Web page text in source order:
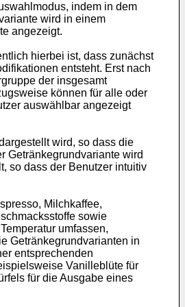
indem in dem
wird in einem
angezeigt.
hierbei ist, dass zunächst
entsteht. Erst nach
der insgesamt
können für alle oder
auswählbar angezeigt
wird, so dass die
Getränkegrundvariante wird
so dass der Benutzer intuitiv
Milchkaffee,
sowie
umfassen,
Getränkegrundvarianten in
entsprechenden
Vanilleblüte für
für die Ausgabe eines